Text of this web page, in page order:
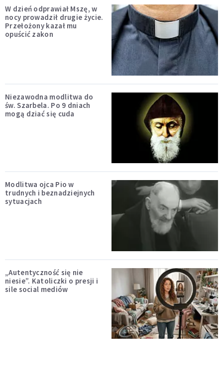
W dzień odprawiał Mszę, w
nocy prowadził drugie życie.
Przełożony kazał mu
opuścić zakon
Niezawodna modlitwa do
św. Szarbela. Po 9 dniach
mogą dziać się cuda
Modlitwa ojca Pio w
trudnych i beznadziejnych
sytuacjach
„Autentyczność się nie
niesie”. Katoliczki o presji i
sile social mediów